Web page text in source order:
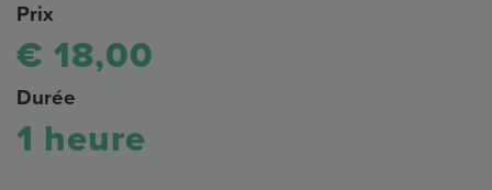
Prix
€ 18,00
Durée
1 heure